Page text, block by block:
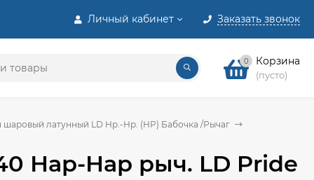
Личный кабинет Заказать звонок
0 Корзина
(пусто)
шаровый латунный LD Нр.-Нр. (НР) Бабочка /Рычаг
Нар-Нар рыч. LD Pride